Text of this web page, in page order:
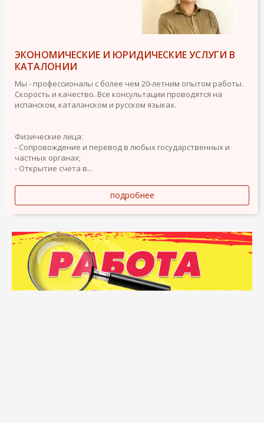
ЭКОНОМИЧЕСКИE И ЮРИДИЧЕСКИE УСЛУГИ В
КАТАЛОНИИ
Мы - профессионалы с более чем 20-летним опытом работы.
Скорость и качество. Все консультации проводятся на
испанском, каталанском и русском языках.
Физические лица:
- Сопровождение и перевод в любых государственных и
частных органах;
- Открытие счета в...
подробнее